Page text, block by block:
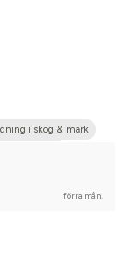
i skog & mark
förra mån.